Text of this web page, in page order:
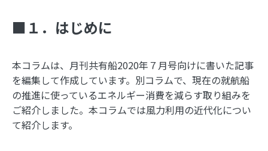
■１．はじめに
本コラムは、月刊共有船2020年７月号向けに書いた記事
を編集して作成しています。別コラムで、現在の就航船
の推進に使っているエネルギー消費を減らす取り組みを
ご紹介しました。本コラムでは風力利用の近代化につい
て紹介します。